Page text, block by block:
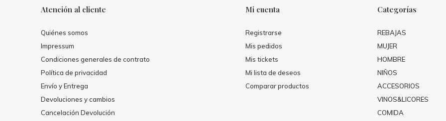
Atención al cliente
Quiénes somos
Impressum
Condiciones generales de contrato
Política de privacidad
Envío y Entrega
Devoluciones y cambios
Cancelación Devolución
Mi cuenta
Registrarse
Mis pedidos
Mis tickets
Mi lista de deseos
Comparar productos
Categorías
REBAJAS
MUJER
HOMBRE
NIÑOS
ACCESORIOS
VINOS&LICORES
COMIDA